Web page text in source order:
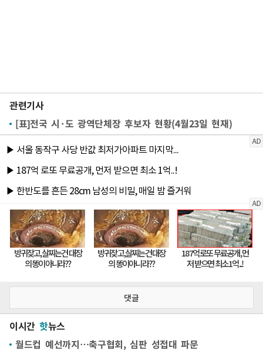
관련기사
[표]전국 시·도 광역단체장 후보자 현황(4월23일 현재)
댓글
이시간 핫뉴스
월드컵 예선까지…축구협회, 심판 성접대 파문